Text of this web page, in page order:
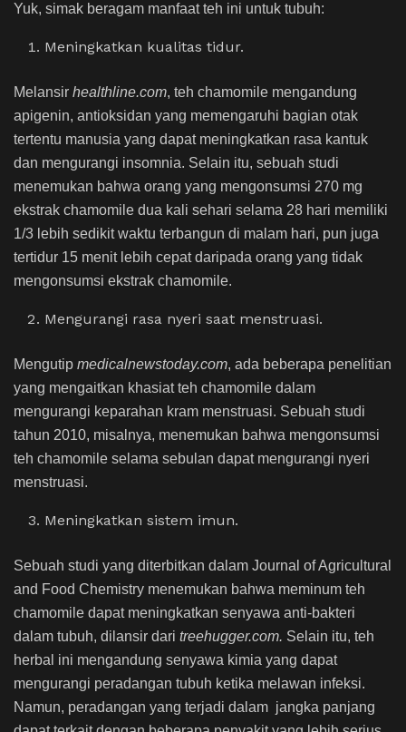
Yuk, simak beragam manfaat teh ini untuk tubuh:
Meningkatkan kualitas tidur.
Melansir healthline.com, teh chamomile mengandung
apigenin, antioksidan yang memengaruhi bagian otak
tertentu manusia yang dapat meningkatkan rasa kantuk
dan mengurangi insomnia. Selain itu, sebuah studi
menemukan bahwa orang yang mengonsumsi 270 mg
ekstrak chamomile dua kali sehari selama 28 hari memiliki
1/3 lebih sedikit waktu terbangun di malam hari, pun juga
tertidur 15 menit lebih cepat daripada orang yang tidak
mengonsumsi ekstrak chamomile.
Mengurangi rasa nyeri saat menstruasi.
Mengutip medicalnewstoday.com, ada beberapa penelitian
yang mengaitkan khasiat teh chamomile dalam
mengurangi keparahan kram menstruasi. Sebuah studi
tahun 2010, misalnya, menemukan bahwa mengonsumsi
teh chamomile selama sebulan dapat mengurangi nyeri
menstruasi.
Meningkatkan sistem imun.
Sebuah studi yang diterbitkan dalam Journal of Agricultural
and Food Chemistry menemukan bahwa meminum teh
chamomile dapat meningkatkan senyawa anti-bakteri
dalam tubuh, dilansir dari treehugger.com. Selain itu, teh
herbal ini mengandung senyawa kimia yang dapat
mengurangi peradangan tubuh ketika melawan infeksi.
Namun, peradangan yang terjadi dalam jangka panjang